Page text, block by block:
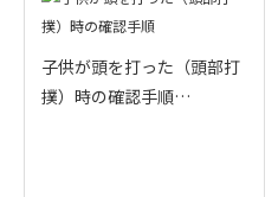
子供が頭を打った（頭部打
撲）時の確認手順…